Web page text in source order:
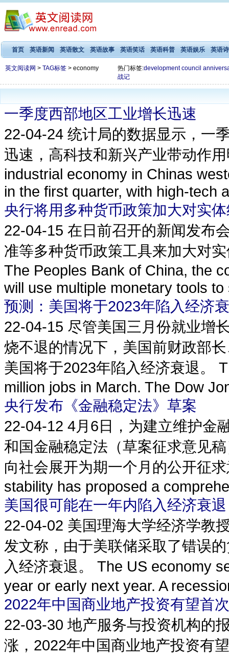
首页 英语新闻 英语散文 英语故事 英语笑话 英语科普 英语娱乐 英语
英文阅读网 > TAG标签 > economy 热门标签:development council
战记
一季度西部地区工业增长迅速
22-04-24 统计局的数据显示，一
迅速，高科技和新兴产业带动作
industrial economy in Chinas
in the first quarter, with high-tech
央行将用多种货币政策加大对实
22-04-15 在日前召开的新闻发布
准等多种货币政策工具来加大对
The Peoples Bank of China, the
will use multiple monetary tools
预测：美国将于2023年陷入经济
22-04-15 尽管美国三月份就业增
烧不退的情况下，美国前财政部
美国将于2023年陷入经济衰退。
million jobs in March. The Dow
央行发布《金融稳定法》草案
22-04-12 4月6日，为建立维护金
和国金融稳定法（草案征求意见
向社会展开为期一个月的公开征
stability has proposed a
美国很可能在一年内陷入经济衰退
22-04-02 美国理海大学经济学教
发文称，由于美联储采取了错误
入经济衰退。 The US economy
year or early next year. A
2022年中国商业地产投资有望首
22-03-30 地产服务与投资机构的
涨，2022年中国商业地产投资有